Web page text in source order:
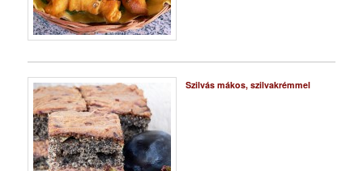
Szilvás mákos, szilvakrémmel